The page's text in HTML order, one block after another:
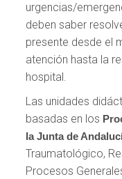
urgencias/
deben saber
presente desde el
atención hasta la
hospital.
Las unidades
basadas en los
la Junta de
Traumatológico,
Procesos